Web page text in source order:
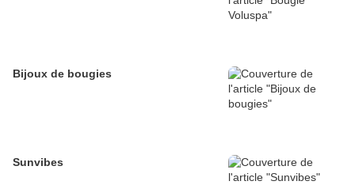
Bijoux de bougies
Sunvibes